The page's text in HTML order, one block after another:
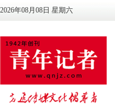
2026年08月08日 星期六